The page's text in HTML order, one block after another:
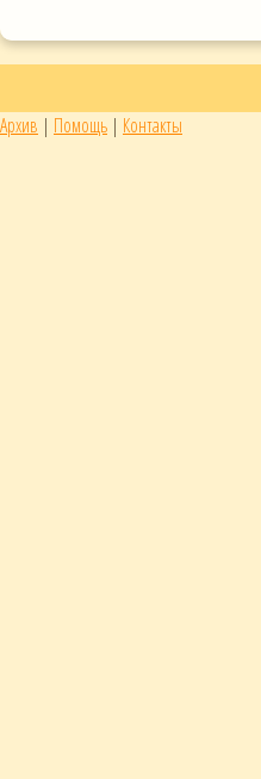
Архив | Помощь | Контакты